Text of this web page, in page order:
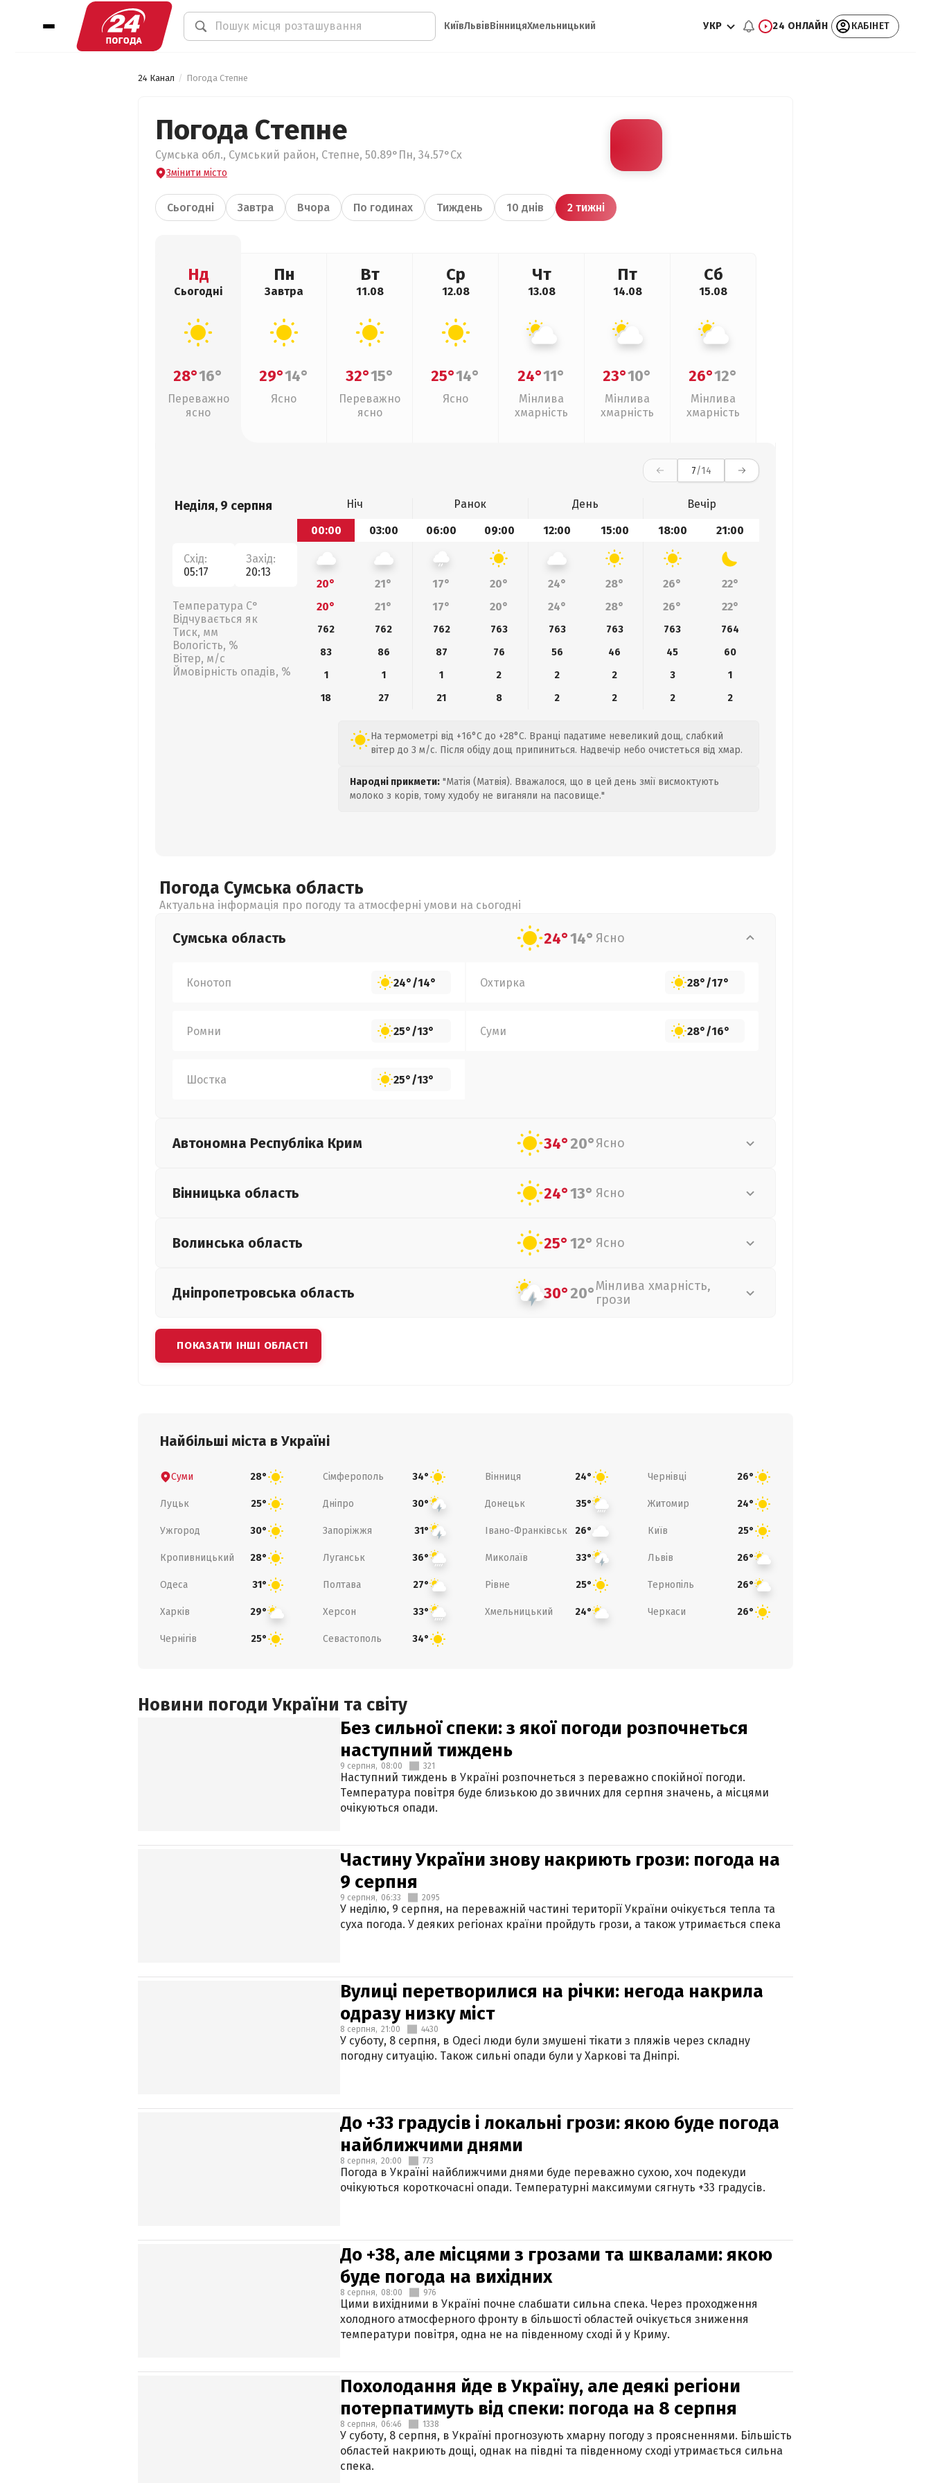
КиївЛьвівВінницяХмельницький УКР 24 ОНЛАЙН КАБІНЕТ
24 Канал Погода Степне
Погода Степне
Сумська обл., Сумський район, Степне, 50.89°Пн, 34.57°Сх
Змінити місто
Сьогодні Завтра Вчора По годинах Тиждень 10 днів 2 тижні
Нд
Сьогодні
28°16°
Переважно
ясно
Пн
Завтра
29°14°
Ясно
Вт
11.08
32°15°
Переважно
ясно
Ср
12.08
25°14°
Ясно
Чт
13.08
24°11°
Мінлива
хмарність
Пт
14.08
23°10°
Мінлива
хмарність
Сб
15.08
26°12°
Мінлива
хмарність
7/14
Неділя, 9 серпня
Схід:
05:17
Захід:
20:13
Температура С°
Відчувається як
Тиск, мм
Вологість, %
Вітер, м/с
Ймовірність опадів, %
Ніч Ранок День
Вечір
00:00
03:00 06:00 09:00 12:00 15:00 18:00 21:00
20° 21° 17° 20° 24° 28° 26°
22°
20°
21° 17° 20° 24° 28° 26° 22°
762 762 762 763 763 763 763
764
83
86 87 76 56 46 45
60
1
1 1 2 2 2 3
1
18
27 21 8 2 2 2 2
На термометрі від +16°C до +28°C. Вранці падатиме невеликий дощ, слабкий
вітер до 3 м/с. Після обіду дощ припиниться. Надвечір небо очистеться від хмар.
Народні прикмети: "Матія (Матвія). Вважалося, що в цей день змії висмоктують
молоко з корів, тому худобу не виганяли на пасовище."
Погода Сумська область
Актуальна інформація про погоду та атмосферні умови на сьогодні
Сумська область 24°14° Ясно
Конотоп 24°/14° Охтирка 28°/17°
Ромни 25°/13° Суми 28°/16°
Шостка 25°/13°
Автономна Республіка Крим 34°20°Ясно
Вінницька область 24°13° Ясно
Волинська область 25°12° Ясно
Дніпропетровська область 30°20°Мінлива хмарність,
грози
ПОКАЗАТИ ІНШІ ОБЛАСТІ
Найбільші міста в Україні
Суми 28° Сімферополь 34° Вінниця 24° Чернівці 26°
Луцьк 25° Дніпро 30° Донецьк 35° Житомир 24°
Ужгород 30° Запоріжжя 31° Івано-Франківськ 26° Київ 25°
Кропивницький 28° Луганськ 36° Миколаїв 33° Львів 26°
Одеса 31° Полтава 27° Рівне 25° Тернопіль 26°
Харків 29° Херсон 33° Хмельницький 24° Черкаси 26°
Чернігів 25° Севастополь 34°
Новини погоди України та світу
Без сильної спеки: з якої погоди розпочнеться
наступний тиждень
9 серпня, 08:00 321
Наступний тиждень в Україні розпочнеться з переважно спокійної погоди.
Температура повітря буде близькою до звичних для серпня значень, а місцями
очікуються опади.
Частину України знову накриють грози: погода на
9 серпня
9 серпня, 06:33 2095
У неділю, 9 серпня, на переважній частині території України очікується тепла та
суха погода. У деяких регіонах країни пройдуть грози, а також утримається спека
Вулиці перетворилися на річки: негода накрила
одразу низку міст
8 серпня, 21:00 4430
У суботу, 8 серпня, в Одесі люди були змушені тікати з пляжів через складну
погодну ситуацію. Також сильні опади були у Харкові та Дніпрі.
До +33 градусів і локальні грози: якою буде погода
найближчими днями
8 серпня, 20:00 773
Погода в Україні найближчими днями буде переважно сухою, хоч подекуди
очікуються короткочасні опади. Температурні максимуми сягнуть +33 градусів.
До +38, але місцями з грозами та шквалами: якою
буде погода на вихідних
8 серпня, 08:00 976
Цими вихідними в Україні почне слабшати сильна спека. Через проходження
холодного атмосферного фронту в більшості областей очікується зниження
температури повітря, одна не на південному сході й у Криму.
Похолодання йде в Україну, але деякі регіони
потерпатимуть від спеки: погода на 8 серпня
8 серпня, 06:46 1338
У суботу, 8 серпня, в Україні прогнозують хмарну погоду з проясненнями. Більшість
областей накриють дощі, однак на півдні та південному сході утримається сильна
спека.